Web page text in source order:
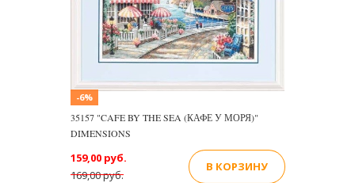
-6%
35157 "CAFE BY THE SEA (КАФЕ У МОРЯ)"
DIMENSIONS
169,00 руб.
159,00 руб.
В КОРЗИНУ